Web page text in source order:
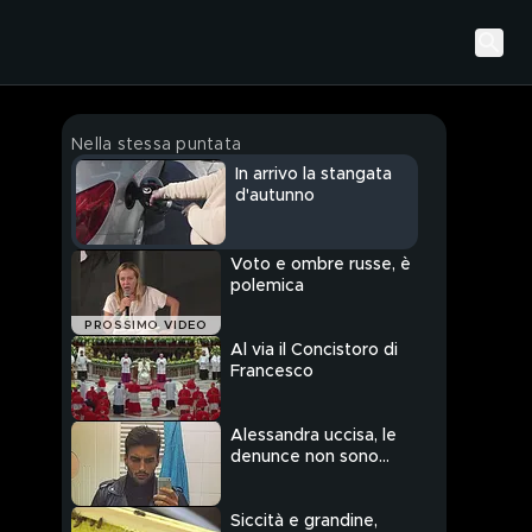
Nella stessa puntata
In arrivo la stangata
d'autunno
PROSSIMO VIDEO
Voto e ombre russe, è
polemica
Al via il Concistoro di
Francesco
Alessandra uccisa, le
denunce non sono
Siccità e grandine,